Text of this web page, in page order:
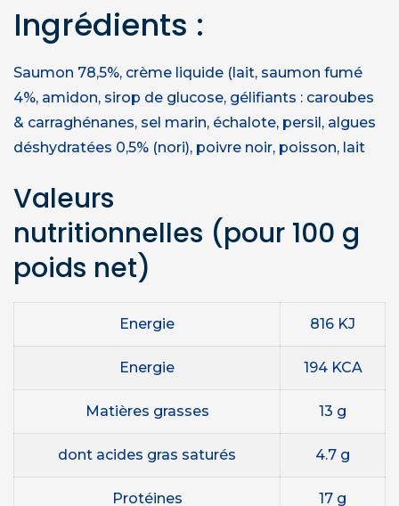
Ingrédients :
Saumon 78,5%, crème liquide (lait, saumon fumé
4%, amidon, sirop de glucose, gélifiants : caroubes
& carraghénanes, sel marin, échalote, persil, algues
déshydratées 0,5% (nori), poivre noir, poisson, lait
Valeurs
nutritionnelles (pour 100 g
poids net)
Energie 816 KJ
Energie 194 KCA
Matières grasses 13 g
dont acides gras saturés 4.7 g
Protéines 17 g